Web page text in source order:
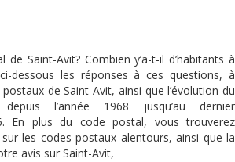
Saint-Avit? Combien y’a-t-il d’habitants à
dessous les réponses à ces questions, à
de Saint-Avit, ainsi que l’évolution du
depuis l’année 1968 jusqu’au dernier
En plus du code postal, vous trouverez
les codes postaux alentours, ainsi que la
avis sur Saint-Avit,